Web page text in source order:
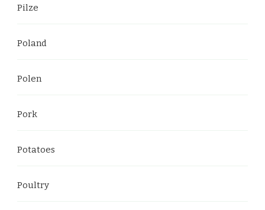
Pilze
Poland
Polen
Pork
Potatoes
Poultry